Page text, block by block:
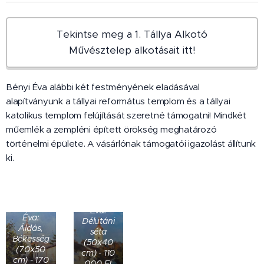
Tekintse meg a 1. Tállya Alkotó
Művésztelep alkotásait itt!
Bényi Éva alábbi két festményének eladásával
alapítványunk a tállyai református templom és a tállyai
katolikus templom felújítását szeretné támogatni! Mindkét
műemlék a zempléni épített örökség meghatározó
történelmi épülete. A vásárlónak támogatói igazolást állítunk
ki.
Éva:
Áldás,
Békesség
(70x50
cm) - 170
Éva:
Délutáni
séta
(50x40
cm) - 110